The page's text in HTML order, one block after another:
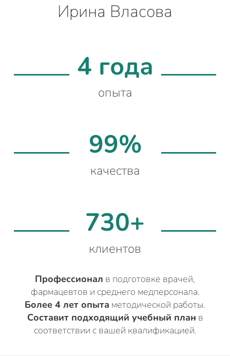
Ирина Власова
4 года
опыта
99%
качества
730+
клиентов
Профессионал в подготовке врачей,
фармацевтов и среднего медперсонала.
Более 4 лет опыта методической работы.
Составит подходящий учебный план в
соответствии с вашей квалификацией.